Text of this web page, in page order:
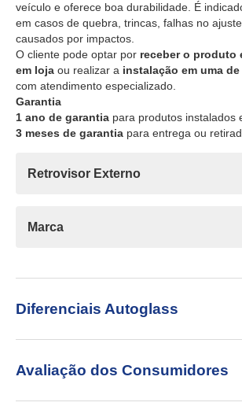
veículo e oferece boa durabilidade. É
em casos de quebra, trincas, falhas no
causados por impactos.
O cliente pode optar por receber o produto
em loja ou realizar a instalação em uma
com atendimento especializado.
Garantia
1 ano de garantia para produtos instalados
3 meses de garantia para entrega ou
Retrovisor Externo
Marca
Diferenciais Autoglass
Avaliação dos Consumidores